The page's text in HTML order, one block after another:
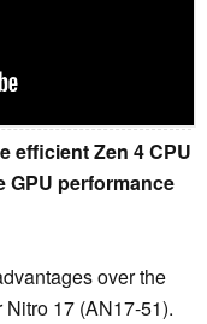
efficient Zen 4 CPU
GPU performance
over the
17 (AN17-51).